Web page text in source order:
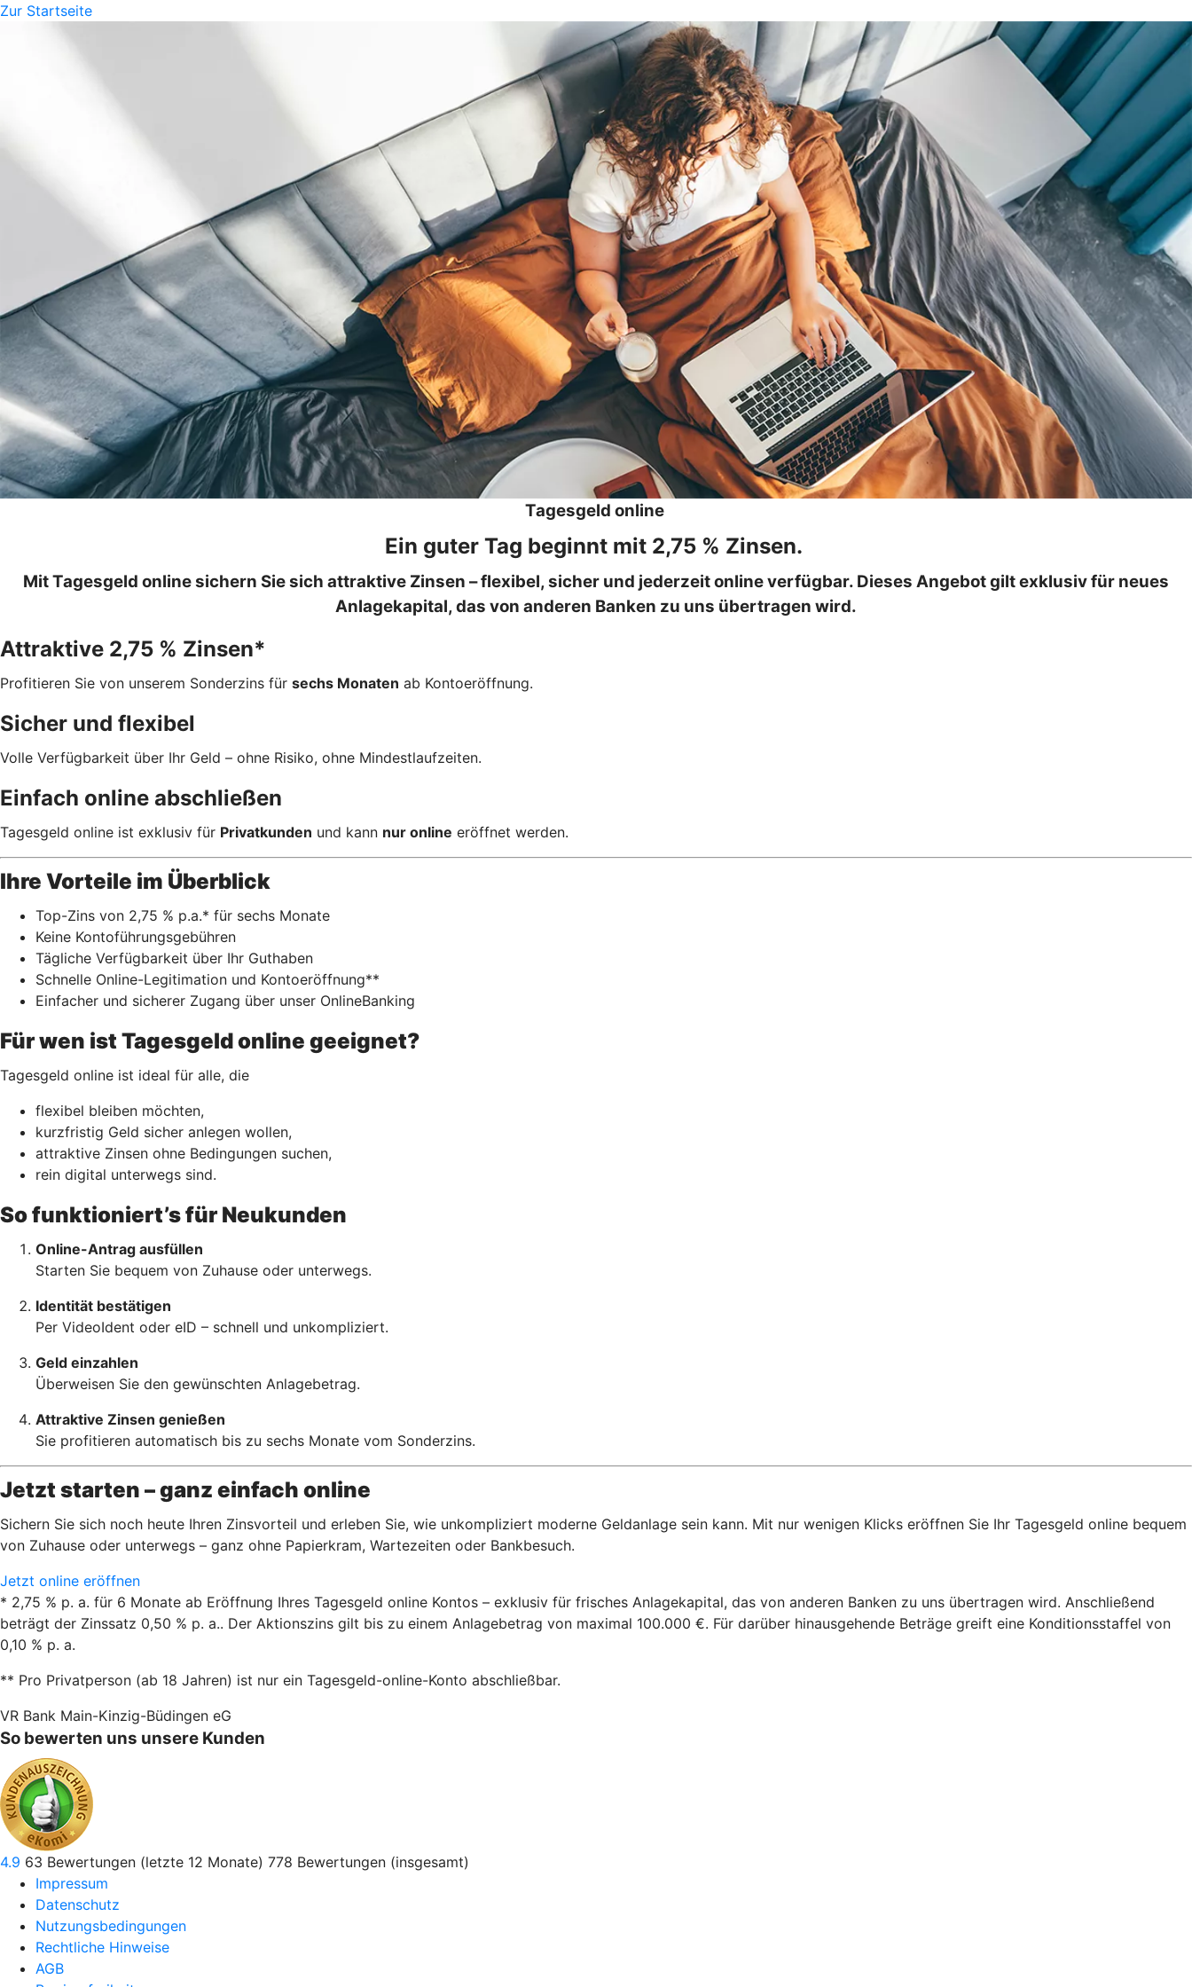
Zur Startseite
Tagesgeld online
Ein guter Tag beginnt mit 2,75 % Zinsen.
Mit Tagesgeld online sichern Sie sich attraktive Zinsen – flexibel, sicher und jederzeit online verfügbar. Dieses Angebot gilt exklusiv für neues
Anlagekapital, das von anderen Banken zu uns übertragen wird.
Attraktive 2,75 % Zinsen*
Profitieren Sie von unserem Sonderzins für sechs Monaten ab Kontoeröffnung.
Sicher und flexibel
Volle Verfügbarkeit über Ihr Geld – ohne Risiko, ohne Mindestlaufzeiten.
Einfach online abschließen
Tagesgeld online ist exklusiv für Privatkunden und kann nur online eröffnet werden.
Ihre Vorteile im Überblick
Top-Zins von 2,75 % p.a.* für sechs Monate
Keine Kontoführungsgebühren
Tägliche Verfügbarkeit über Ihr Guthaben
Schnelle Online-Legitimation und Kontoeröffnung**
Einfacher und sicherer Zugang über unser OnlineBanking
Für wen ist Tagesgeld online geeignet?
Tagesgeld online ist ideal für alle, die
flexibel bleiben möchten,
kurzfristig Geld sicher anlegen wollen,
attraktive Zinsen ohne Bedingungen suchen,
rein digital unterwegs sind.
So funktioniert’s für Neukunden
Online-Antrag ausfüllen
Starten Sie bequem von Zuhause oder unterwegs.
Identität bestätigen
Per VideoIdent oder eID – schnell und unkompliziert.
Geld einzahlen
Überweisen Sie den gewünschten Anlagebetrag.
Attraktive Zinsen genießen
Sie profitieren automatisch bis zu sechs Monate vom Sonderzins.
Jetzt starten – ganz einfach online
Sichern Sie sich noch heute Ihren Zinsvorteil und erleben Sie, wie unkompliziert moderne Geldanlage sein kann. Mit nur wenigen Klicks eröffnen Sie Ihr Tagesgeld online bequem
von Zuhause oder unterwegs – ganz ohne Papierkram, Wartezeiten oder Bankbesuch.
Jetzt online eröffnen
* 2,75 % p. a. für 6 Monate ab Eröffnung Ihres Tagesgeld online Kontos – exklusiv für frisches Anlagekapital, das von anderen Banken zu uns übertragen wird. Anschließend
beträgt der Zinssatz 0,50 % p. a.. Der Aktionszins gilt bis zu einem Anlagebetrag von maximal 100.000 €. Für darüber hinausgehende Beträge greift eine Konditionsstaffel von
0,10 % p. a.
** Pro Privatperson (ab 18 Jahren) ist nur ein Tagesgeld-online-Konto abschließbar.
VR Bank Main-Kinzig-Büdingen eG
So bewerten uns unsere Kunden
4.9 63 Bewertungen (letzte 12 Monate) 778 Bewertungen (insgesamt)
Impressum
Datenschutz
Nutzungsbedingungen
Rechtliche Hinweise
AGB